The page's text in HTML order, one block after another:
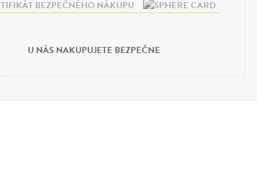
U NÁS NAKUPUJETE BEZPEČNE